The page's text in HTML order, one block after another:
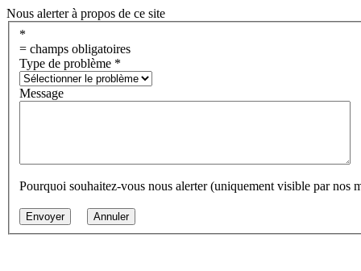
Nous alerter à propos de ce site
*
= champs obligatoires
Type de problème *
Message
Pourquoi souhaitez-vous nous alerter (uniquement visible par nos